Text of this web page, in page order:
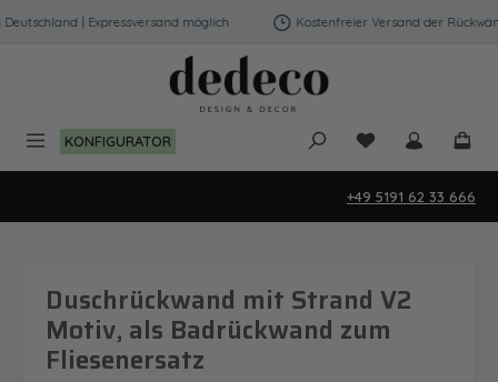
Zum Hauptinhalt springen
| Expressversand möglich Kostenfreier Versand der
KONFIGURATOR Du hast 0
+49 5191 62 33 666
Duschrückwand mit Strand V2
Motiv, als Badrückwand zum
Fliesenersatz